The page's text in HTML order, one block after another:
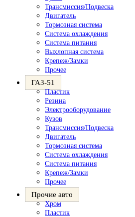
Трансмиссия/Подвеска
Двигатель
Тормозная система
Система охлаждения
Система питания
Выхлопная система
Крепеж/Замки
Прочее
ГАЗ-51
Пластик
Резина
Электрооборудование
Кузов
Трансмиссия/Подвеска
Двигатель
Тормозная система
Система охлаждения
Система питания
Крепеж/Замки
Прочее
Прочие авто
Хром
Пластик